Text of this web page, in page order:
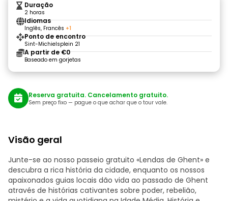
Duração
2 horas
Idiomas
Inglês, Francês +1
Ponto de encontro
Sint-Michielsplein 21
A partir de €0
Baseado em gorjetas
Reserva gratuita. Cancelamento gratuito.
Sem preço fixo — pague o que achar que o tour vale.
Visão geral
Junte-se ao nosso passeio gratuito «Lendas de Ghent» e
descubra a rica história da cidade, enquanto os nossos
apaixonados guias locais dão vida ao passado de Ghent
através de histórias cativantes sobre poder, rebelião,